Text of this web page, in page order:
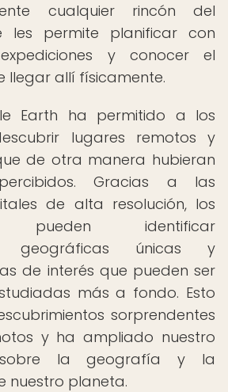
cualquier rincón del
les permite planificar con
y conocer el
llegar allí físicamente.
Earth ha permitido a los
lugares remotos y
de otra manera hubieran
Gracias a las
de alta resolución, los
pueden identificar
geográficas únicas y
de interés que pueden ser
más a fondo. Esto
sorprendentes
y ha ampliado nuestro
sobre la geografía y la
nuestro planeta.